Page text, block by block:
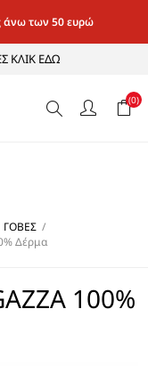
άνω των 50 ευρώ
ΚΛΙΚ ΕΔΩ
(0)
ΓΟΒΕΣ /
Δέρμα
100%